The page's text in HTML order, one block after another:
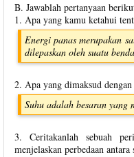
B. Jawablah pertanyaan
1. Apa yang kamu ketahui
Energi panas merupakan
dilepaskan oleh suatu
2. Apa yang dimaksud
Suhu adalah besaran yang
3. Ceritakanlah sebuah
menjelaskan perbedaan antara